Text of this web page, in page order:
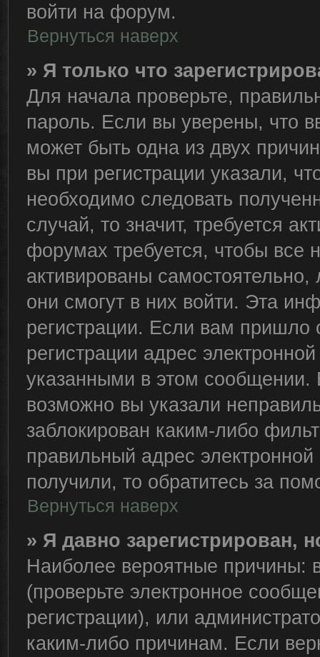
войти на форум.
Вернуться наверх
» Я только что
Для начала проверьте,
пароль. Если вы уверены, что
может быть одна из двух
вы при регистрации указали,
необходимо следовать
случай, то значит, требуется
форумах требуется, чтобы все
активированы
они смогут в них войти. Эта
регистрации. Если вам
регистрации адрес
указанными в этом
возможно вы указали
заблокирован каким-либо
правильный адрес
получили, то обратитесь за
Вернуться наверх
» Я давно зарегистрирован,
Наиболее вероятные причины:
(проверьте электронное
регистрации), или
каким-либо причинам. Если